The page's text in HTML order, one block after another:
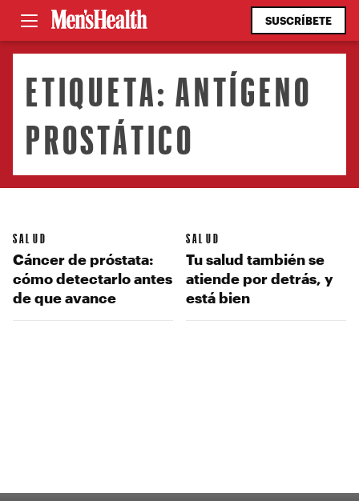
SUSCRÍBETE
ETIQUETA:ANTÍGENO
PROSTÁTICO
SALUD
Cáncer de próstata:
cómo detectarlo antes
de que avance
SALUD
Tu salud también se
atiende por detrás, y
está bien